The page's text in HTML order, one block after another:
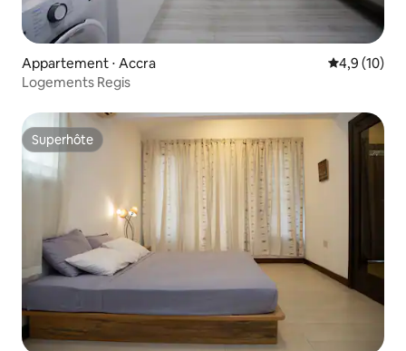
Appartement ⋅ Accra Évaluation
4,9 (10)
Logements Regis
Superhôte
Superhôte